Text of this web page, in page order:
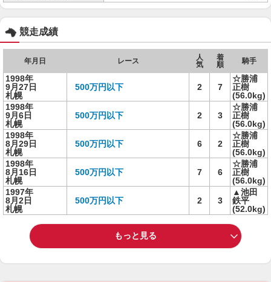
競走成績
年月日 レース
人
気
着
順
騎手
1998年
9月27日
札幌
500万円以下 2 7
☆勝浦
正樹
(56.0kg)
1998年
9月6日
札幌
500万円以下 2 3
☆勝浦
正樹
(56.0kg)
1998年
8月29日
札幌
500万円以下 6 2
☆勝浦
正樹
(56.0kg)
1998年
8月16日
札幌
500万円以下 7 6
☆勝浦
正樹
(56.0kg)
1997年
8月2日
札幌
500万円以下 2 3
▲池田
鉄平
(52.0kg)
もっと見る